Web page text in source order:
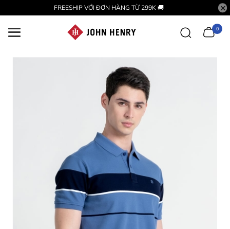
FREESHIP VỚI ĐƠN HÀNG TỪ 299K 🚚
0